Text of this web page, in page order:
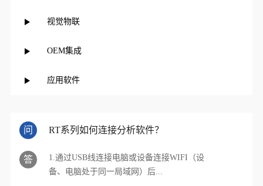
视觉物联
OEM集成
应用软件
问 RT系列如何连接分析软件？
答
1.通过USB线连接电脑或设备连接WIFI（设
备、电脑处于同一局域网）后...